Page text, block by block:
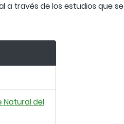
a través de los estudios que se
Natural del